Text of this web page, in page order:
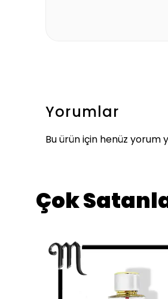
Yorumlar
Bu ürün için henüz yorum
Çok